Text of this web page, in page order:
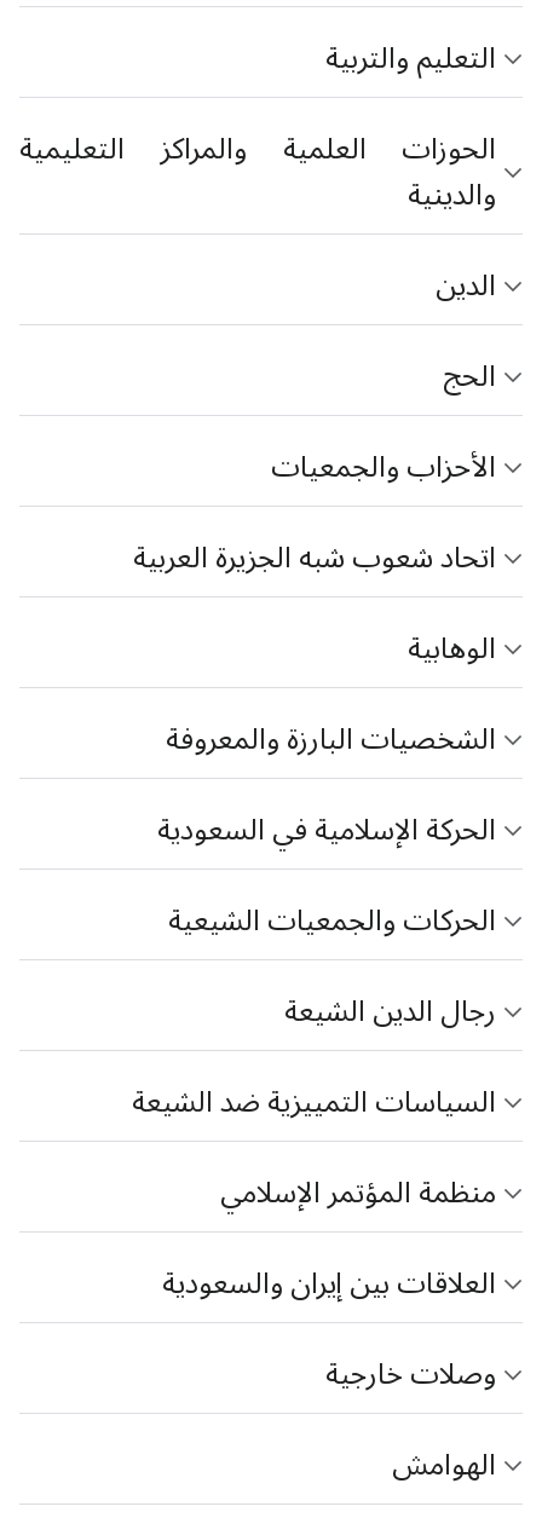
التعليم والتربية
الحوزات العلمية والمراكز التعليمية
والدينية
الدين
الحج
الأحزاب والجمعيات
اتحاد شعوب شبه الجزيرة العربية
الوهابية
الشخصيات البارزة والمعروفة
الحركة الإسلامية في السعودية
الحركات والجمعيات الشيعية
رجال الدين الشيعة
السياسات التمييزية ضد الشيعة
منظمة المؤتمر الإسلامي
العلاقات بين إيران والسعودية
وصلات خارجية
الهوامش